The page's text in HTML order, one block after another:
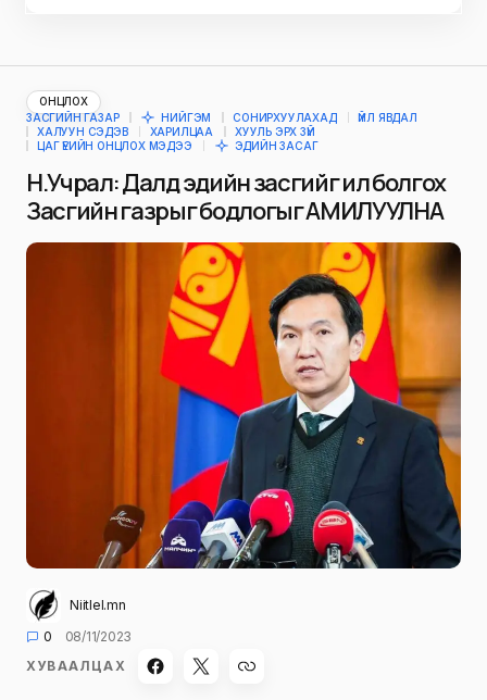
ОНЦЛОХ
ЗАСГИЙН ГАЗАР
НИЙГЭМ СОНИРХУУЛАХАД
ҮЙЛ ЯВДАЛ
ХАЛУУН СЭДЭВ
ХАРИЛЦАА
ХУУЛЬ ЭРХ ЗҮЙ
ЦАГ ҮЕИЙН ОНЦЛОХ МЭДЭЭ
ЭДИЙН ЗАСАГ
Н.Учрал: Далд эдийн засгийг ил болгох
Засгийн газрыг бодлогыг АМИЛУУЛНА
Niitlel.mn
0
08/11/2023
ХУВААЛЦАХ